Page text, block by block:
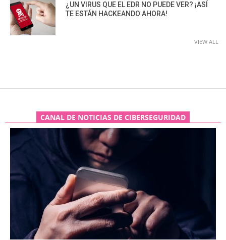
¿UN VIRUS QUE EL EDR NO PUEDE VER? ¡ASÍ
TE ESTÁN HACKEANDO AHORA!
VIEW ALL
CANAL DE NOTICIAS DE CIBERSEGURIDAD